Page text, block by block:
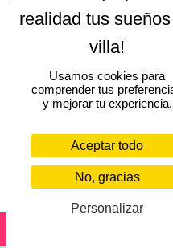
More than 40 days before
Rental fee included
Rental fee not included
Usamos cookies para
comprender tus
y mejorar tu experiencia.
Aceptar todo
No, gracias
Personalizar